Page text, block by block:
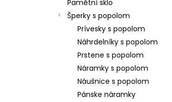
Pamětní sklo
Šperky s popolom
Prívesky s popolom
Náhrdelníky s popolom
Prstene s popolom
Náramky s popolom
Náušnice s popolom
Pánske náramky
POZLÁTENÝ PRSTEŇ PERLEŤ